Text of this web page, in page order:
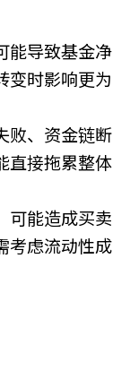
能导致基金净
变时影响更为
败、资金链断
直接拖累整体
可能造成买卖
考虑流动性成